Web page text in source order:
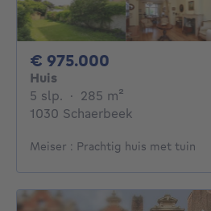
€ 975.000
Huis
5 slp. 5 slaapkamers
· 285 m²
1030 Schaerbeek
Meiser : Prachtig huis met tuin